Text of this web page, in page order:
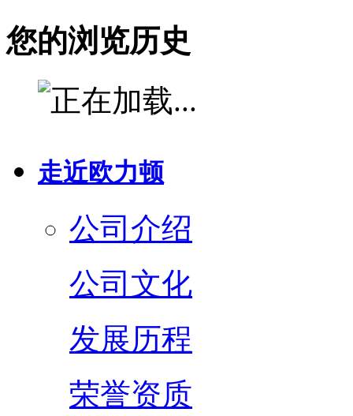
您的浏览历史
走近欧力顿
公司介绍
公司文化
发展历程
荣誉资质